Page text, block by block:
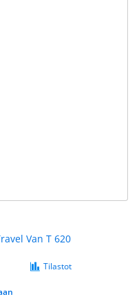
Van T 620
Tilastot